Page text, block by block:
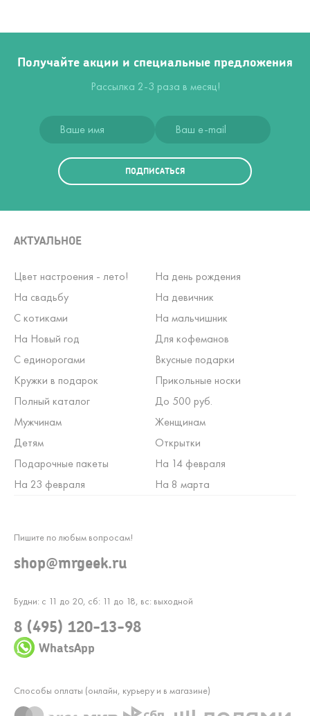
Получайте акции и специальные предложения
Рассылка 2-3 раза в месяц!
ПОДПИСАТЬСЯ
АКТУАЛЬНОЕ
Цвет настроения - лето!
На день рождения
На свадьбу
На девичник
С котиками
На мальчишник
На Новый год
Для кофеманов
С единорогами
Вкусные подарки
Кружки в подарок
Прикольные носки
Полный каталог
До 500 руб.
Мужчинам
Женщинам
Детям
Открытки
Подарочные пакеты
На 14 февраля
На 23 февраля
На 8 марта
Будни: с 11 до 20, сб: 11 до 18, вс: выходной
8 (495) 120-13-98
WhatsApp
Пишите по любым вопросам!
shop@mrgeek.ru
Способы оплаты (онлайн, курьеру и в магазине)